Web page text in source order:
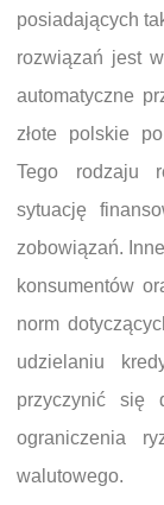
posiadających
rozwiązań jest
automatyczne
złote polskie
Tego rodzaju
sytuację
zobowiązań.
konsumentów
norm
udzielaniu
przyczynić się
ograniczenia
walutowego.